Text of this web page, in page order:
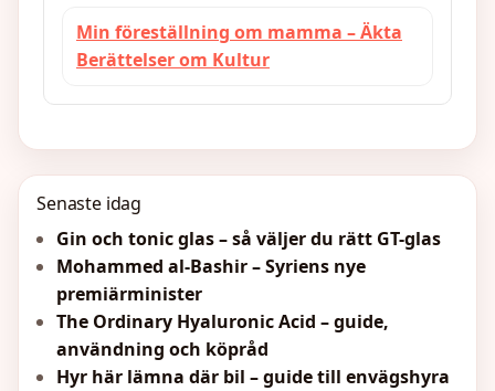
Min föreställning om mamma – Äkta
Berättelser om Kultur
Senaste idag
Gin och tonic glas – så väljer du rätt GT-glas
Mohammed al-Bashir – Syriens nye
premiärminister
The Ordinary Hyaluronic Acid – guide,
användning och köpråd
Hyr här lämna där bil – guide till envägshyra